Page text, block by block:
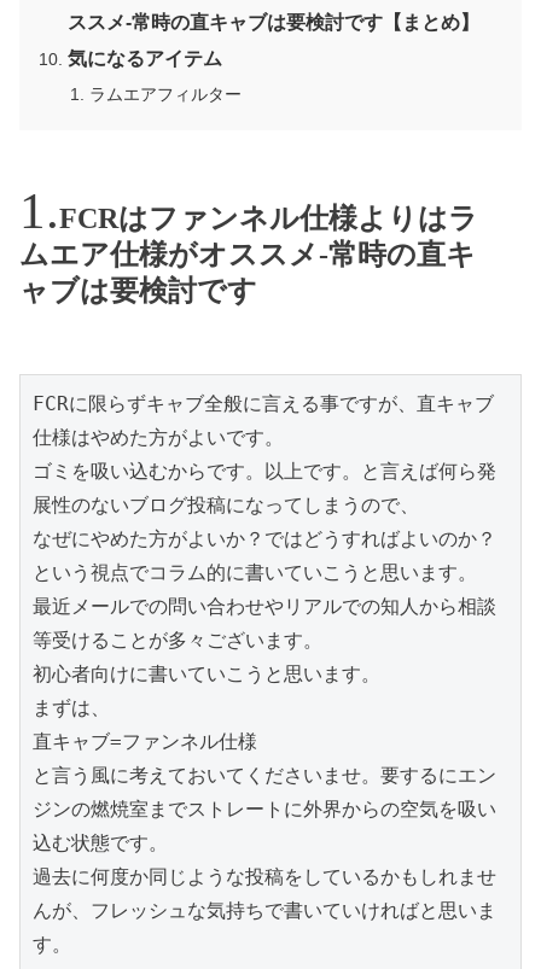
ススメ-常時の直キャブは要検討です【まとめ】
気になるアイテム
ラムエアフィルター
FCRはファンネル仕様よりはラ
ムエア仕様がオススメ-常時の直キ
ャブは要検討です
FCRに限らずキャブ全般に言える事ですが、直キャブ
仕様はやめた方がよいです。
ゴミを吸い込むからです。以上です。と言えば何ら発
展性のないブログ投稿になってしまうので、
なぜにやめた方がよいか？ではどうすればよいのか？
という視点でコラム的に書いていこうと思います。
最近メールでの問い合わせやリアルでの知人から相談
等受けることが多々ございます。
初心者向けに書いていこうと思います。
まずは、
直キャブ=ファンネル仕様
と言う風に考えておいてくださいませ。要するにエン
ジンの燃焼室までストレートに外界からの空気を吸い
込む状態です。
過去に何度か同じような投稿をしているかもしれませ
んが、フレッシュな気持ちで書いていければと思いま
す。